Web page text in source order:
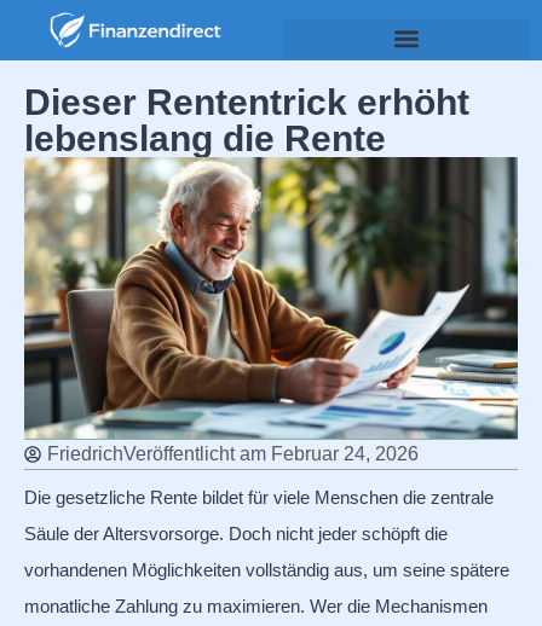
Dieser Rententrick erhöht
lebenslang die Rente
FriedrichVeröffentlicht am Februar 24, 2026
Die gesetzliche Rente bildet für viele Menschen die zentrale
Säule der Altersvorsorge. Doch nicht jeder schöpft die
vorhandenen Möglichkeiten vollständig aus, um seine spätere
monatliche Zahlung zu maximieren. Wer die Mechanismen